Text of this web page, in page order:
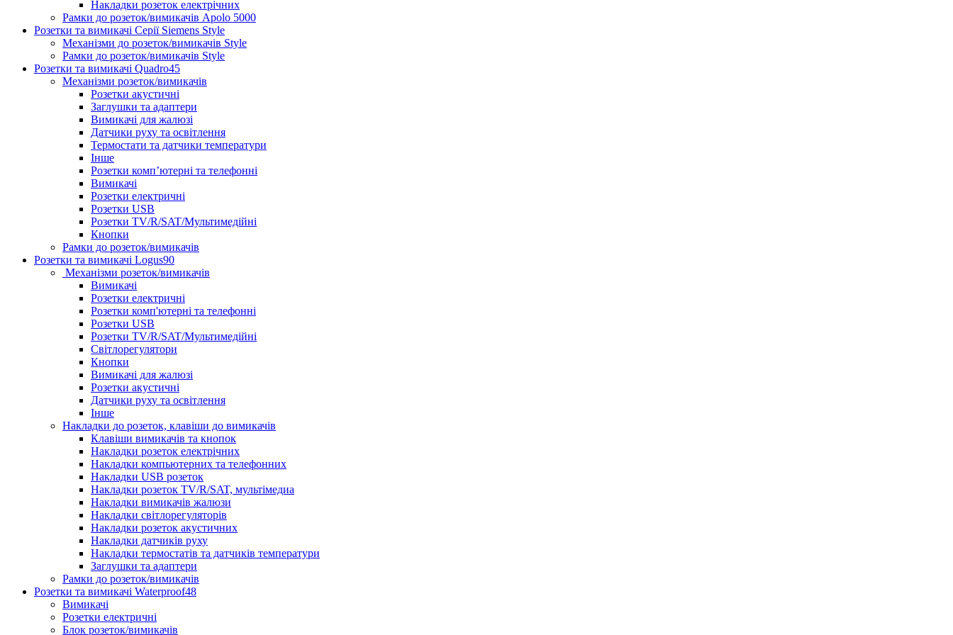
Накладки розеток електрічних
Рамки до розеток/вимикачів Apolo 5000
Розетки та вимикачі Серії Siemens Style
Механізми до розеток/вимикачів Style
Рамки до розеток/вимикачів Style
Розетки та вимикачі Quadro45
Механізми розеток/вимикачів
Розетки акустичні
Заглушки та адаптери
Вимикачі для жалюзі
Датчики руху та освітлення
Термостати та датчики температури
Інше
Розетки комп’ютерні та телефонні
Вимикачі
Розетки електричні
Розетки USB
Розетки TV/R/SAT/Мультимедійні
Кнопки
Рамки до розеток/вимикачів
Розетки та вимикачі Logus90
Механізми розеток/вимикачів
Вимикачі
Розетки електричні
Розетки комп'ютерні та телефонні
Розетки USB
Розетки TV/R/SAT/Мультимедійні
Світлорегулятори
Кнопки
Вимикачі для жалюзі
Розетки акустичні
Датчики руху та освітлення
Інше
Накладки до розеток, клавіши до вимикачів
Клавіши вимикачів та кнопок
Накладки розеток електрічних
Накладки компьютерних та телефонних
Накладки USB розеток
Накладки розеток TV/R/SAT, мультімедиа
Накладки вимикачів жалюзи
Накладки світлорегуляторів
Накладки розеток акустичних
Накладки датчиків руху
Накладки термостатів та датчиків температури
Заглушки та адаптери
Рамки до розеток/вимикачів
Розетки та вимикачі Waterproof48
Вимикачі
Розетки електричні
Блок розеток/вимикачів